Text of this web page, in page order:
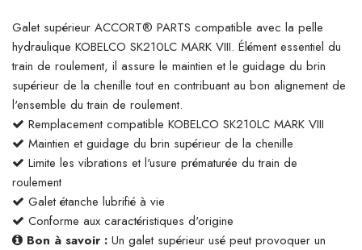
Galet supérieur ACCORT® PARTS compatible avec la pelle
hydraulique KOBELCO SK210LC MARK VIII. Élément essentiel du
train de roulement, il assure le maintien et le guidage du brin
supérieur de la chenille tout en contribuant au bon alignement de
l'ensemble du train de roulement.
Remplacement compatible KOBELCO SK210LC MARK VIII
Maintien et guidage du brin supérieur de la chenille
Limite les vibrations et l'usure prématurée du train de
roulement
Galet étanche lubrifié à vie
Conforme aux caractéristiques d'origine
Bon à savoir : Un galet supérieur usé peut provoquer un